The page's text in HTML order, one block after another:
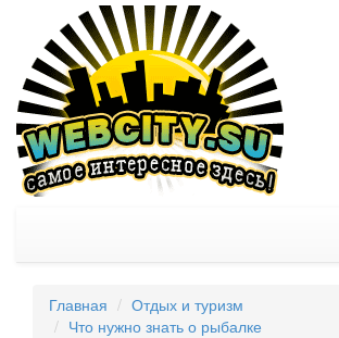
Главная
Отдых и туризм
Что нужно знать о рыбалке